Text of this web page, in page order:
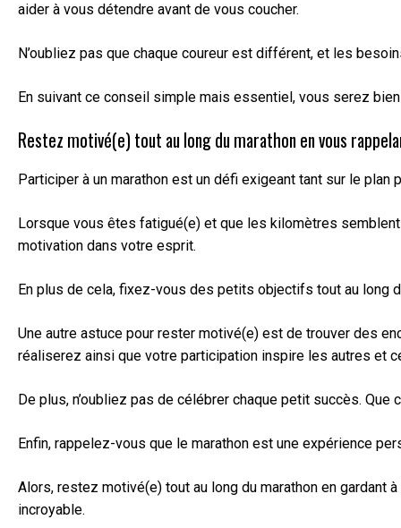
aider à vous détendre avant de vous coucher.
N’oubliez pas que chaque coureur est différent, et les
En suivant ce conseil simple mais essentiel, vous serez
Restez motivé(e) tout au long du marathon en vous
Participer à un marathon est un défi exigeant tant sur le
Lorsque vous êtes fatigué(e) et que les kilomètres
motivation dans votre esprit.
En plus de cela, fixez-vous des petits objectifs tout au long
Une autre astuce pour rester motivé(e) est de trouver des
réaliserez ainsi que votre participation inspire les autres et
De plus, n’oubliez pas de célébrer chaque petit succès.
Enfin, rappelez-vous que le marathon est une expérience
Alors, restez motivé(e) tout au long du marathon en
incroyable.